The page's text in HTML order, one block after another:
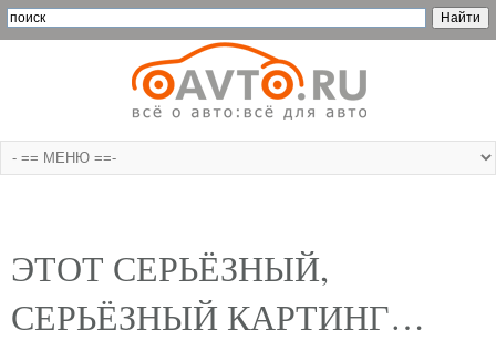
ЭТОТ СЕРЬЁЗНЫЙ,
СЕРЬЁЗНЫЙ КАРТИНГ…